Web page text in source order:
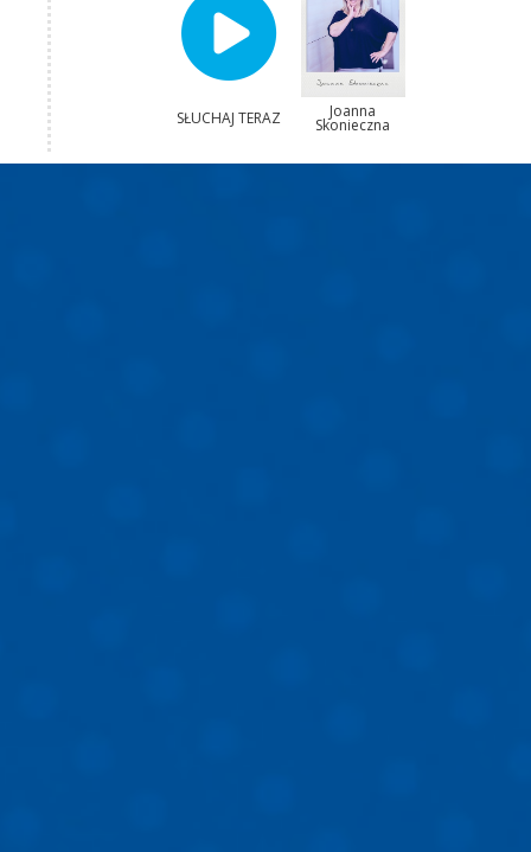
SŁUCHAJ TERAZ Joanna
Skonieczna